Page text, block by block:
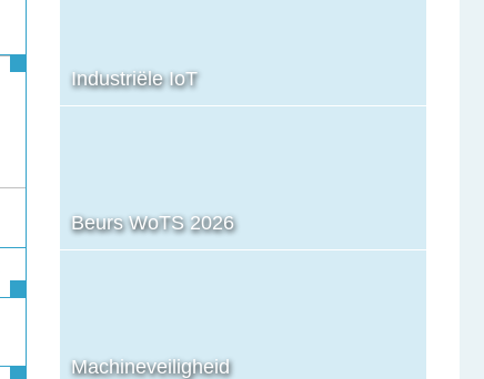
Industriële IoT
Beurs WoTS 2026
Machineveiligheid